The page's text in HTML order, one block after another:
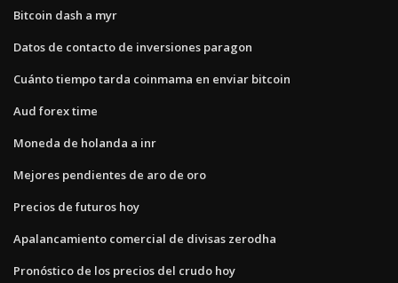
Bitcoin dash a myr
Datos de contacto de inversiones paragon
Cuánto tiempo tarda coinmama en enviar bitcoin
Aud forex time
Moneda de holanda a inr
Mejores pendientes de aro de oro
Precios de futuros hoy
Apalancamiento comercial de divisas zerodha
Pronóstico de los precios del crudo hoy